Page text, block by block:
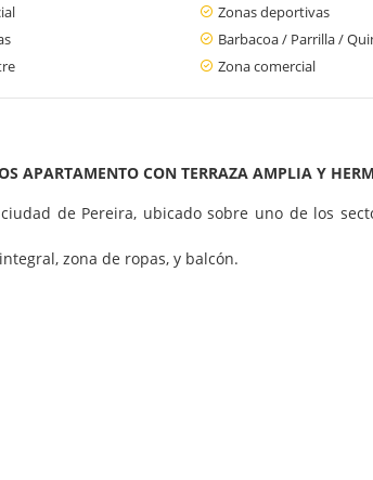
Zonas deportivas
Barbacoa / Parrilla /
Zona comercial
APARTAMENTO CON TERRAZA AMPLIA Y
de Pereira, ubicado sobre uno de los
zona de ropas, y balcón.